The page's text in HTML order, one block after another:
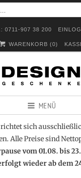
0711-907 38 200
WARENKORB (0)
MENÜ
sich
Alle Preise sind
vom 01.08. bis
wieder ab dem